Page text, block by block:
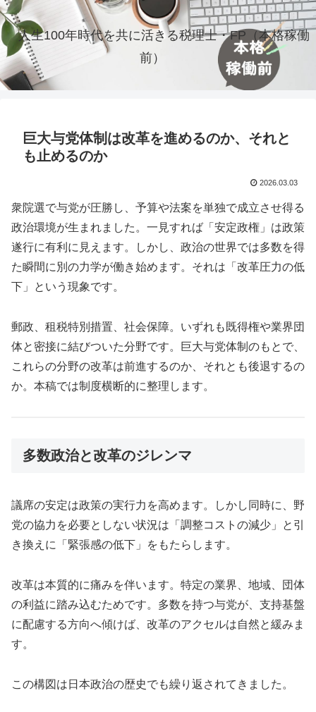
人生100年時代を共に活きる税理士・FP（本格稼働
前）
巨大与党体制は改革を進めるのか、それと
も止めるのか
2026.03.03
衆院選で与党が圧勝し、予算や法案を単独で成立させ得る
政治環境が生まれました。一見すれば「安定政権」は政策
遂行に有利に見えます。しかし、政治の世界では多数を得
た瞬間に別の力学が働き始めます。それは「改革圧力の低
下」という現象です。
郵政、租税特別措置、社会保障。いずれも既得権や業界団
体と密接に結びついた分野です。巨大与党体制のもとで、
これらの分野の改革は前進するのか、それとも後退するの
か。本稿では制度横断的に整理します。
多数政治と改革のジレンマ
議席の安定は政策の実行力を高めます。しかし同時に、野
党の協力を必要としない状況は「調整コストの減少」と引
き換えに「緊張感の低下」をもたらします。
改革は本質的に痛みを伴います。特定の業界、地域、団体
の利益に踏み込むためです。多数を持つ与党が、支持基盤
に配慮する方向へ傾けば、改革のアクセルは自然と緩みま
す。
この構図は日本政治の歴史でも繰り返されてきました。